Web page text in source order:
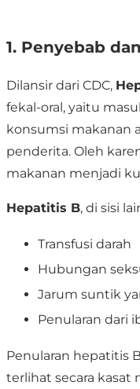
1. Penyebab
Dilansir dari CDC,
fekal-oral, yaitu
konsumsi makanan
penderita. Oleh
makanan menjadi
Hepatitis B, di sisi
Transfusi darah
Hubungan
Jarum suntik
Penularan dari
Penularan hepatitis
terlihat secara kasat